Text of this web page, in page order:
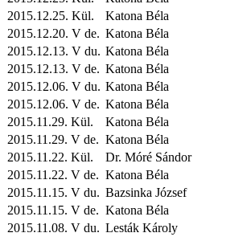
2015.12.25. Kül. Katona Béla
2015.12.20. V de. Katona Béla
2015.12.13. V du. Katona Béla
2015.12.13. V de. Katona Béla
2015.12.06. V du. Katona Béla
2015.12.06. V de. Katona Béla
2015.11.29. Kül. Katona Béla
2015.11.29. V de. Katona Béla
2015.11.22. Kül. Dr. Móré Sándor
2015.11.22. V de. Katona Béla
2015.11.15. V du. Bazsinka József
2015.11.15. V de. Katona Béla
2015.11.08. V du. Lesták Károly